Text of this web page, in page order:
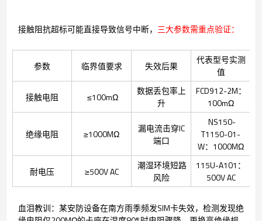
接触阻抗超标可能直接导致信号中断， 三大参数需重点验证：
参数 临界值要求 失效后果
代表型号实测
值
接触电阻 ≤100mΩ
数据丢包率上
升
FCD912-2M：
100mΩ
绝缘电阻 ≥1000MΩ
漏电流击穿IC
端口
NS150-
T1150-01-
W：1000MΩ
耐电压 ≥500V AC
潮湿环境短路
风险
115U-A101：
500V AC
血泪教训：某安防设备在南方雨季频发SIM卡失效，检测发现绝